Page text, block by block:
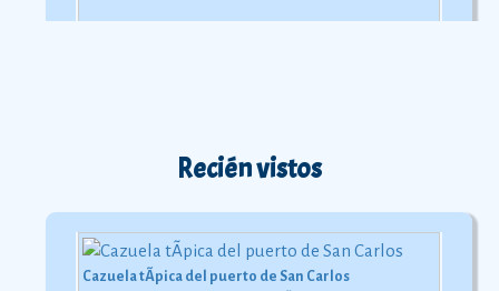
Recién vistos
Cazuela tÃ­pica del puerto de San Carlos